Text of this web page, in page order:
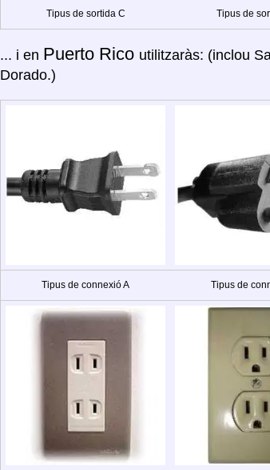
Tipus de sortida C Tipus de
... i en Puerto Rico utilitzaràs: (inclou
Dorado.)
Tipus de connexió A Tipus de